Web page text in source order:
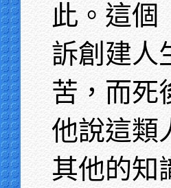
此。這個
訴創建人
苦，而死
他說這類
其他的知